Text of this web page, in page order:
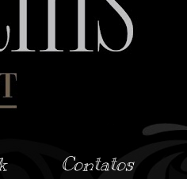
Contatos